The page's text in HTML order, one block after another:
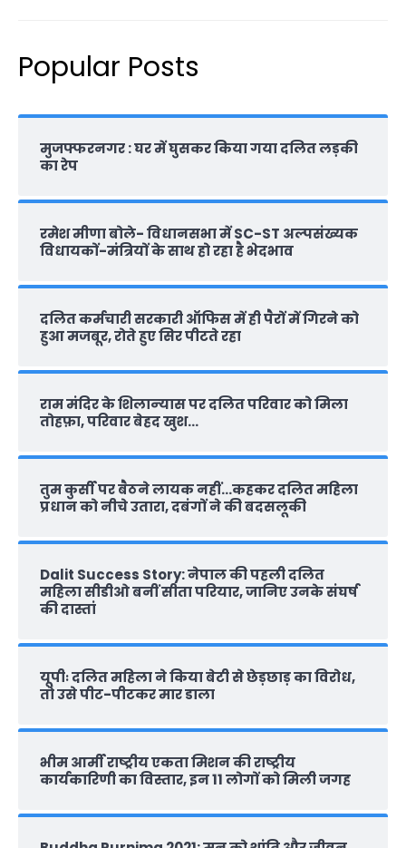
Popular Posts
मुजफ्फरनगर : घर में घुसकर किया गया दलित लड़की
का रेप
रमेश मीणा बोले- विधानसभा में SC-ST अल्पसंख्यक
विधायकों-मंत्रियों के साथ हो रहा है भेदभाव
दलित कर्मचारी सरकारी ऑफ‍िस में ही पैरों में गिरने को
हुआ मजबूर, रोते हुए सिर पीटते रहा
राम मंदिर के शिलान्‍यास पर दलित परिवार को मिला
तोहफ़ा, परिवार बेहद खुश…
तुम कुर्सी पर बैठने लायक नहीं…कहकर दलित महिला
प्रधान को नीचे उतारा, दबंगों ने की बदसलूकी
Dalit Success Story: नेपाल की पहली दलित
महिला सीडीओ बनीं सीता परियार, जानिए उनके संघर्ष
की दास्‍तां
यूपीः दलित महिला ने किया बेटी से छेड़छाड़ का विरोध,
तो उसे पीट-पीटकर मार डाला
भीम आर्मी राष्‍ट्रीय एकता मिशन की राष्‍ट्रीय
कार्यकारिणी का विस्तार, इन 11 लोगों को मिली जगह